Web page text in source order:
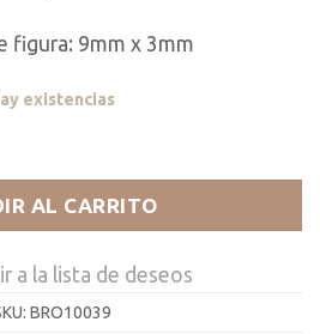
figura: 9mm x 3mm
existencias
AL CARRITO
a la lista de deseos
BRO10039